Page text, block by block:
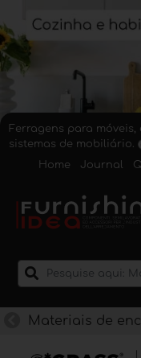
Ferragens para
sistemas de mobiliário.
Home
Journal
Materiais de